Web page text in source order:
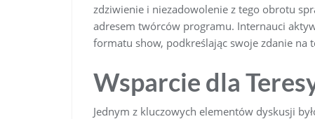
zdziwienie i niezadowolenie z tego obrotu
adresem twórców programu. Internauci
formatu show, podkreślając swoje zdanie na
Wsparcie dla
Jednym z kluczowych elementów dyskusji